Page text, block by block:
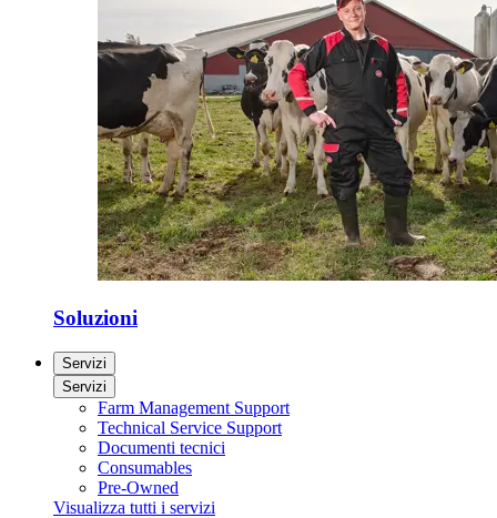
Soluzioni
Servizi
Servizi
Farm Management Support
Technical Service Support
Documenti tecnici
Consumables
Pre-Owned
Visualizza tutti i servizi